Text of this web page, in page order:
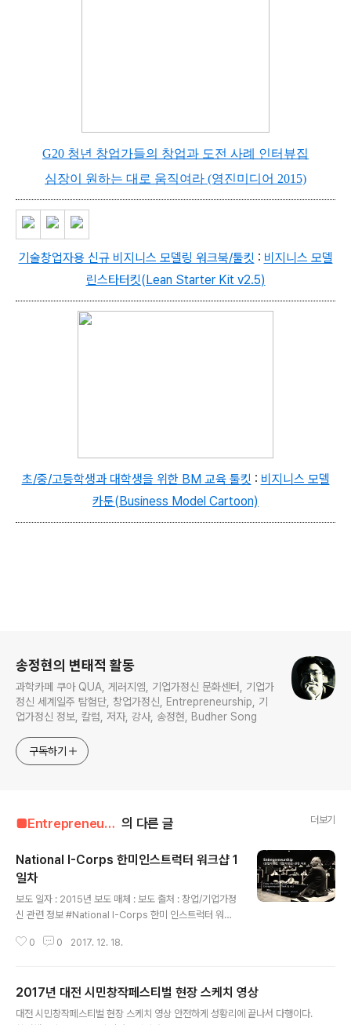
G20 청년 창업가들의 창업과 도전 사례 인터뷰집
심장이 원하는 대로 움직여라 (영진미디어 2015)
기술창업자용 신규 비지니스 모델링 워크북/툴킷 : 비지니스 모델
린스타터킷(Lean Starter Kit v2.5)
초/중/고등학생과 대학생을 위한 BM 교육 툴킷 : 비지니스 모델
카툰(Business Model Cartoon)
송정현의 변태적 활동
과학카페 쿠아 QUA, 게러지엠, 기업가정신 문화센터, 기업가
정신 세계일주 탐험단, 창업가정신, Entrepreneurship, 기
업가정신 정보, 칼럼, 저자, 강사, 송정현, Budher Song
구독하기
■Entrepreneur■■■/Entrepreneur's Way 의 다른 글 더보기
National I-Corps 한미인스트럭터 워크샵 1
일차
보도 일자 : 2015년 보도 매체 : 보도 출처 : 창업/기업가정
신 관련 정보 #National I-Corps 한미 인스트럭터 워크
3.2%는 무조건 혁신적인 기술개발지원사업에 투자해야
정의 긍정적 결과물. 과정만 열심히 성실하게 수행했다라
면 해당 경험과 역량이 고스란히 창업팀에 쌓일 것임. NSF
0 0 2017. 12. 18.
2017년 대전 시민창작페스티벌 현장 스케치 영상
대전 시민창작페스티벌 현장 스케치 영상 안전하게 성황리에 끝나서 다행이다.